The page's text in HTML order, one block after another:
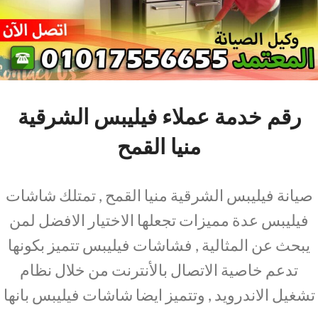
رقم خدمة عملاء فيليبس الشرقية
منيا القمح
صيانة فيليبس الشرقية منيا القمح , تمتلك شاشات
فيليبس عدة مميزات تجعلها الاختيار الافضل لمن
يبحث عن المثالية , فشاشات فيليبس تتميز بكونها
تدعم خاصية الاتصال بالأنترنت من خلال نظام
تشغيل الاندرويد , وتتميز ايضا شاشات فيليبس بانها